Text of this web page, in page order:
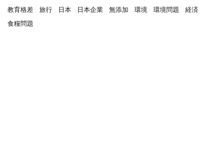
教育格差
旅行 日本 日本企業 無添加 環境 環境問題
経済
食糧問題